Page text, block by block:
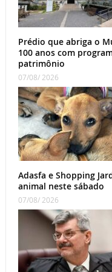
Prédio que abriga o
100 anos com
patrimônio
07/08/ 2026
Adasfa e Shopping
animal neste sábado
07/08/ 2026